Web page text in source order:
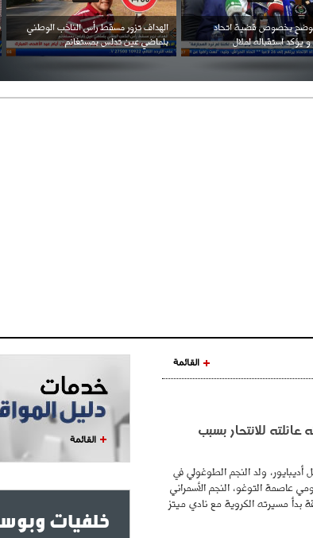
كرم كروي قابله لإنتقام عرقي .
احتفال السفارة السعودية في الجزائر بالعيد
الوطني للمملكة
القائمة
للانتحار بسبب
أديبايور، ولد النجم الطوغولي في
عام 1984 في لومي عاصمة التوغو، النجم الأسمراني
بدأ مسيرته الكروية مع نادي ميتز
القائمة
خلفيات